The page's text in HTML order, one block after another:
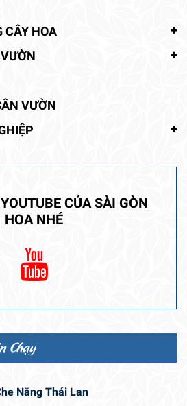
CÂY HOA
VƯỜN
CỦA SÀI GÒN
HOA NHÉ
Chạy
Nắng Thái Lan